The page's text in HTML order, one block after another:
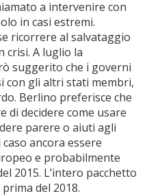
a intervenire con
in casi estremi.
ricorrere al salvataggio
crisi. A luglio la
suggerito che i governi
con gli altri stati membri,
Berlino preferisce che
di decidere come usare
parere o aiuti agli
ancora essere
e probabilmente
2015. L’intero pacchetto
del 2018.